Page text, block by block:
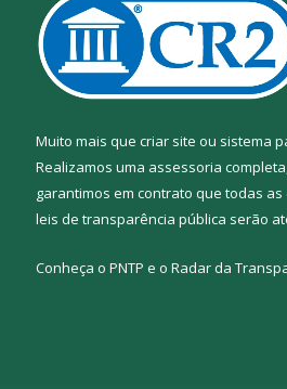
Muito mais que criar site ou sistema
Realizamos uma assessoria
garantimos em contrato que todas as
leis de transparência pública serão
Conheça o PNTP e o Radar da